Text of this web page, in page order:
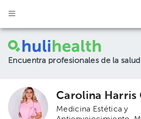
Encuentra profesionales de la salud
Carolina Harris
Medicina Estética y